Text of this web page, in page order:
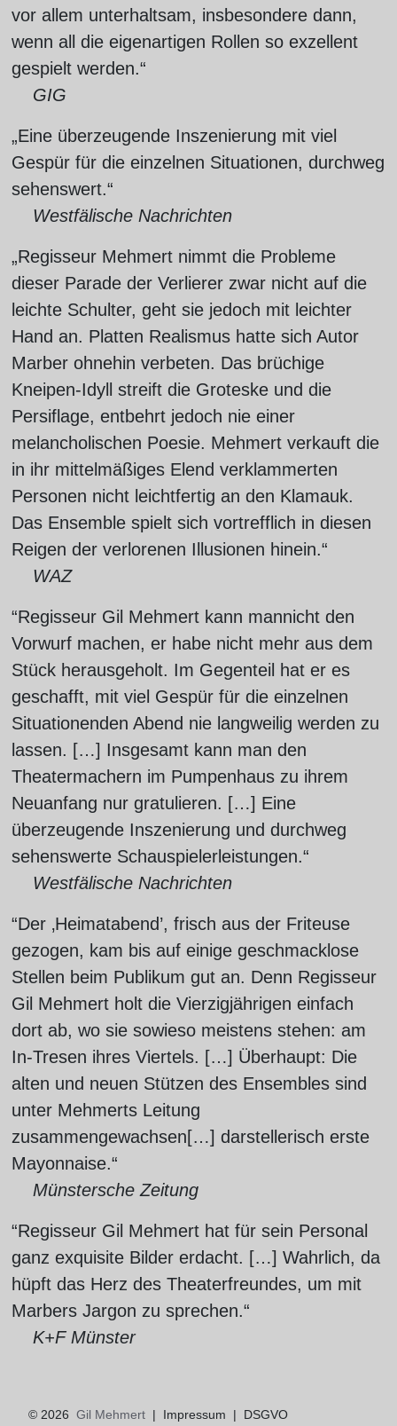
vor allem unterhaltsam, insbesondere dann,
wenn all die eigenartigen Rollen so exzellent
gespielt werden.“
GIG
„Eine überzeugende Inszenierung mit viel
Gespür für die einzelnen Situationen, durchweg
sehenswert.“
Westfälische Nachrichten
„Regisseur Mehmert nimmt die Probleme
dieser Parade der Verlierer zwar nicht auf die
leichte Schulter, geht sie jedoch mit leichter
Hand an. Platten Realismus hatte sich Autor
Marber ohnehin verbeten. Das brüchige
Kneipen-Idyll streift die Groteske und die
Persiflage, entbehrt jedoch nie einer
melancholischen Poesie. Mehmert verkauft die
in ihr mittelmäßiges Elend verklammerten
Personen nicht leichtfertig an den Klamauk.
Das Ensemble spielt sich vortrefflich in diesen
Reigen der verlorenen Illusionen hinein.“
WAZ
“Regisseur Gil Mehmert kann mannicht den
Vorwurf machen, er habe nicht mehr aus dem
Stück herausgeholt. Im Gegenteil hat er es
geschafft, mit viel Gespür für die einzelnen
Situationenden Abend nie langweilig werden zu
lassen. […] Insgesamt kann man den
Theatermachern im Pumpenhaus zu ihrem
Neuanfang nur gratulieren. […] Eine
überzeugende Inszenierung und durchweg
sehenswerte Schauspielerleistungen.“
Westfälische Nachrichten
“Der ‚Heimatabend’, frisch aus der Friteuse
gezogen, kam bis auf einige geschmacklose
Stellen beim Publikum gut an. Denn Regisseur
Gil Mehmert holt die Vierzigjährigen einfach
dort ab, wo sie sowieso meistens stehen: am
In-Tresen ihres Viertels. […] Überhaupt: Die
alten und neuen Stützen des Ensembles sind
unter Mehmerts Leitung
zusammengewachsen[…] darstellerisch erste
Mayonnaise.“
Münstersche Zeitung
“Regisseur Gil Mehmert hat für sein Personal
ganz exquisite Bilder erdacht. […] Wahrlich, da
hüpft das Herz des Theaterfreundes, um mit
Marbers Jargon zu sprechen.“
K+F Münster
© 2026 Gil Mehmert | Impressum | DSGVO